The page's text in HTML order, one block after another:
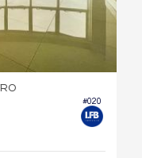
#020